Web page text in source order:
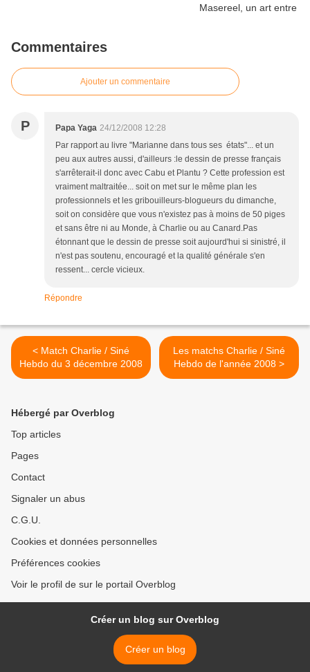
Commentaires
Ajouter un commentaire
P Papa Yaga 24/12/2008 12:28
Par rapport au livre "Marianne dans tous ses états"... et un
peu aux autres aussi, d'ailleurs :le dessin de presse français
s'arrêterait-il donc avec Cabu et Plantu ? Cette profession est
vraiment maltraitée... soit on met sur le même plan les
professionnels et les gribouilleurs-blogueurs du dimanche,
soit on considère que vous n'existez pas à moins de 50 piges
et sans être ni au Monde, à Charlie ou au Canard.Pas
étonnant que le dessin de presse soit aujourd'hui si sinistré, il
n'est pas soutenu, encouragé et la qualité générale s'en
ressent... cercle vicieux.
Répondre
< Match Charlie / Siné
Hebdo du 3 décembre 2008
Les matchs Charlie / Siné
Hebdo de l'année 2008 >
Hébergé par Overblog
Top articles
Pages
Contact
Signaler un abus
C.G.U.
Cookies et données personnelles
Préférences cookies
Voir le profil de sur le portail Overblog
Créer un blog sur Overblog
Créer un blog